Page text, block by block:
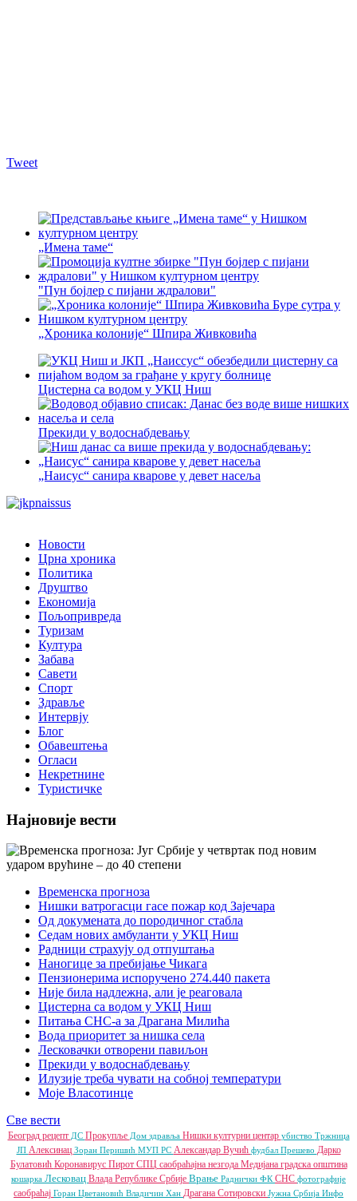
Tweet
„Имена таме“
"Пун бојлер с пијани ждралови"
„Хроника колоније“ Шпира Живковића
Цистерна са водом у УКЦ Ниш
Прекиди у водоснабдевању
„Наисус“ санира кварове у девет насеља
Новости
Црна хроника
Политика
Друштво
Економија
Пољопривреда
Туризам
Култура
Забава
Савети
Спорт
Здравље
Интервју
Блог
Обавештења
Огласи
Некретнине
Туристичке
Најновије вести
Временска прогноза
Нишки ватрогасци гасе пожар код Зајечара
Од докумената до породичног стабла
Седам нових амбуланти у УКЦ Ниш
Радници страхују од отпуштања
Наногице за пребијање Чикага
Пензионерима испоручено 274.440 пакета
Није била надлежна, али је реаговала
Цистерна са водом у УКЦ Ниш
Питања СНС-а за Драгана Милића
Вода приоритет за нишка села
Лесковачки отворени павиљон
Прекиди у водоснабдевању
Илузије треба чувати на собној температури
Моје Власотинце
Све вести
Београд рецепт ДС Прокупље Дом здравља Нишки културни центар убиство Тржница
ЈП Алексинац Зоран Перишић МУП РС Александар Вучић фудбал Прешево Дарко
Булатовић Коронавирус Пирот СПЦ саобраћајна незгода Медијана градска општина
кошарка Лесковац Влада Републике Србије Врање Раднички ФК СНС фотографије
саобраћај Горан Цветановић Владичин Хан Драгана Сотировски Јужна Србија Инфо